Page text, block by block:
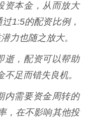
资本金，从而放大
1:5的配资比例，
力也随之放大。
逝，配资可以帮助
足而错失良机。
内需要资金周转的
，在不影响其他投